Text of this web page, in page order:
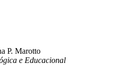
P. Marotto
e Educacional